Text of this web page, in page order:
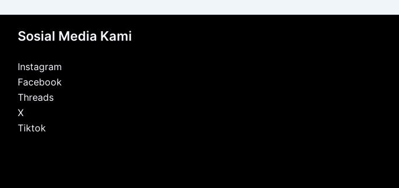
Sosial Media Kami
Instagram
Facebook
Threads
X
Tiktok